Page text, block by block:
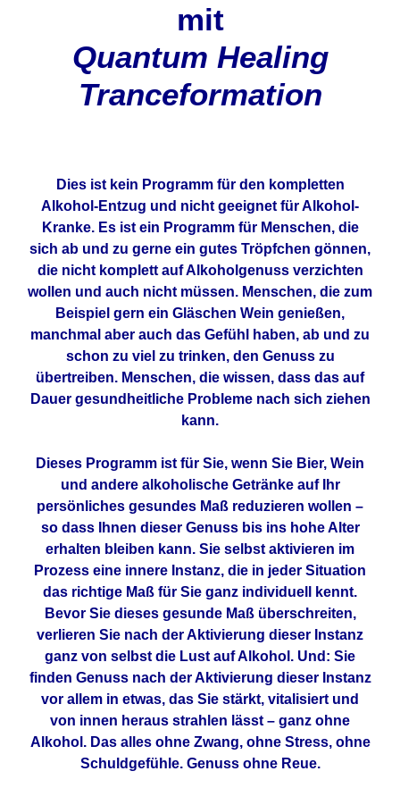
mit
Quantum Healing
Tranceformation
Dies ist kein Programm für den kompletten
Alkohol-Entzug und nicht geeignet für Alkohol-
Kranke. Es ist ein Programm für Menschen, die
sich ab und zu gerne ein gutes Tröpfchen gönnen,
die nicht komplett auf Alkoholgenuss verzichten
wollen und auch nicht müssen. Menschen, die zum
Beispiel gern ein Gläschen Wein genießen,
manchmal aber auch das Gefühl haben, ab und zu
schon zu viel zu trinken, den Genuss zu
übertreiben. Menschen, die wissen, dass das auf
Dauer gesundheitliche Probleme nach sich ziehen
kann.
Dieses Programm ist für Sie, wenn Sie Bier, Wein
und andere alkoholische Getränke auf Ihr
persönliches gesundes Maß reduzieren wollen –
so dass Ihnen dieser Genuss bis ins hohe Alter
erhalten bleiben kann. Sie selbst aktivieren im
Prozess eine innere Instanz, die in jeder Situation
das richtige Maß für Sie ganz individuell kennt.
Bevor Sie dieses gesunde Maß überschreiten,
verlieren Sie nach der Aktivierung dieser Instanz
ganz von selbst die Lust auf Alkohol. Und: Sie
finden Genuss nach der Aktivierung dieser Instanz
vor allem in etwas, das Sie stärkt, vitalisiert und
von innen heraus strahlen lässt – ganz ohne
Alkohol. Das alles ohne Zwang, ohne Stress, ohne
Schuldgefühle. Genuss ohne Reue.